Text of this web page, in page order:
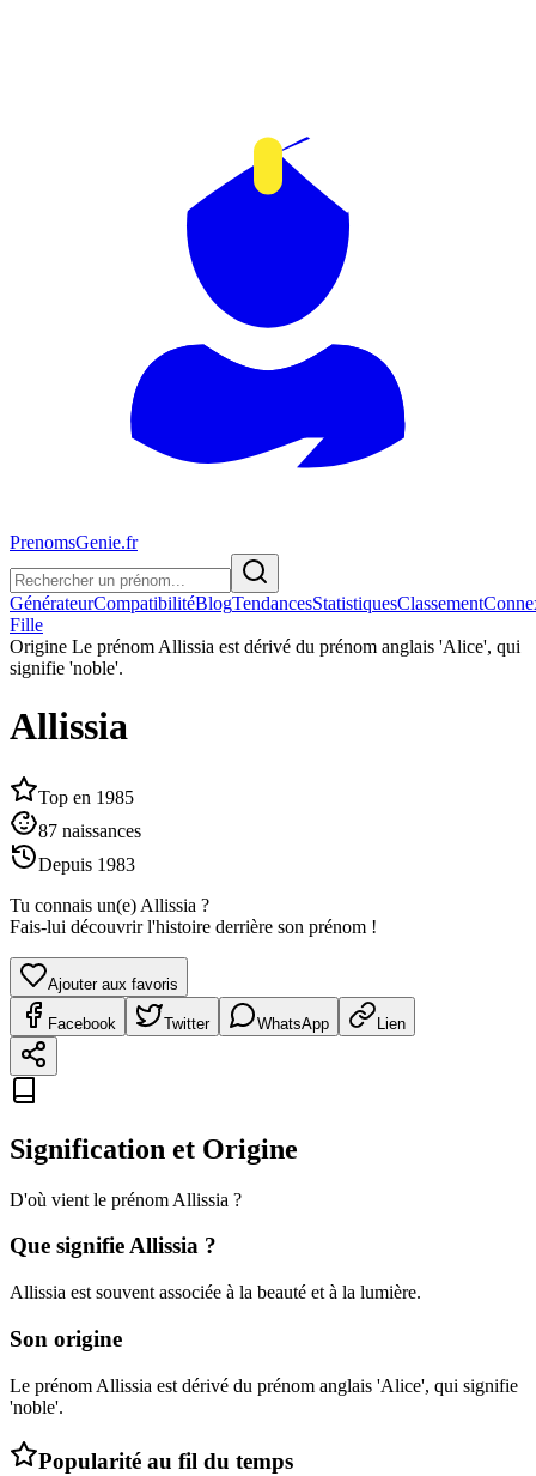
PrenomsGenie.fr
GénérateurCompatibilitéBlogTendancesStatistiquesClassement
Fille
Origine Le prénom Allissia est dérivé du prénom anglais 'Alice', qui
signifie 'noble'.
Allissia
Top en 1985
87 naissances
Depuis 1983
Tu connais un(e) Allissia ?
Fais-lui découvrir l'histoire derrière son prénom !
Ajouter aux favoris
Facebook Twitter WhatsApp Lien
Signification et Origine
D'où vient le prénom Allissia ?
Que signifieAllissia ?
Allissia est souvent associée à la beauté et à la lumière.
Son origine
Le prénom Allissia est dérivé du prénom anglais 'Alice', qui signifie
'noble'.
Popularité au fil du temps